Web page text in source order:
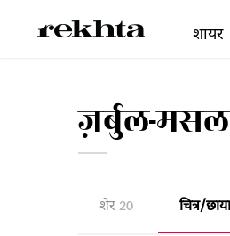
ज़र्बुल-मसल
शेर 20 चित्र/
शायर